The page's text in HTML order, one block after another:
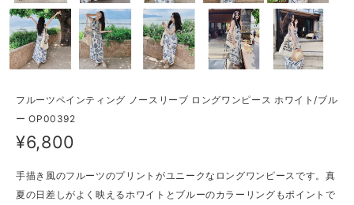
フルーツペインティング ノースリーブ ロングワンピース ホワイト/ブル
ー OP00392
¥6,800
手描き風のフルーツのプリントがユニークなロングワンピースです。真
夏の日差しがよく映えるホワイトとブルーのカラーリングもポイントで